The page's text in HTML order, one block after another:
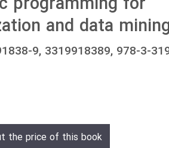
and data
9, 3319918389, 978-3-
the price of this book